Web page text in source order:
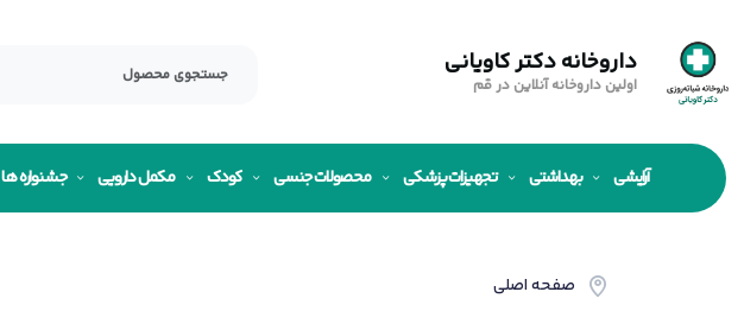
داروخانه دکتر کاویانی
اولین داروخانه آنلاین در قم
آرایشی بهداشتی تجهیزات پزشکی محصولات جنسی کودک مکمل دارویی جشنواره ها
صفحه اصلی